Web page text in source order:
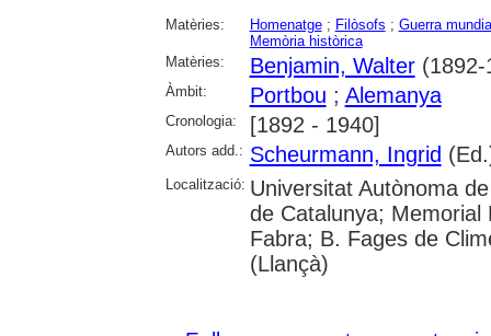
Matèries: Homenatge; Filòsofs ; Guerra
Memòria històrica
Matèries:
Benjamin, Walter(1892-
Àmbit: Portbou ; Alemanya
Cronologia: [1892 - 1940]
Autors add.: Scheurmann, Ingrid
Localització: Universitat Autònoma
de Catalunya; Memorial
Fabra; B. Fages de
(Llançà)